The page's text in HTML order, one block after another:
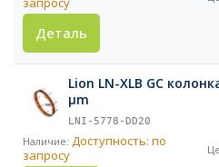
Деталь
Lion LN-XLB GC
µm
LNI-5778-DD20
Доступность: по
запросу